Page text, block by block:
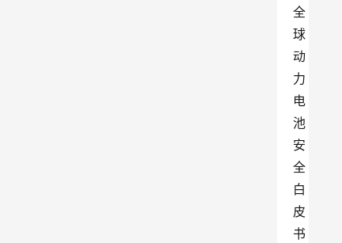
全
球
动
力
电
池
安
全
白
皮
书